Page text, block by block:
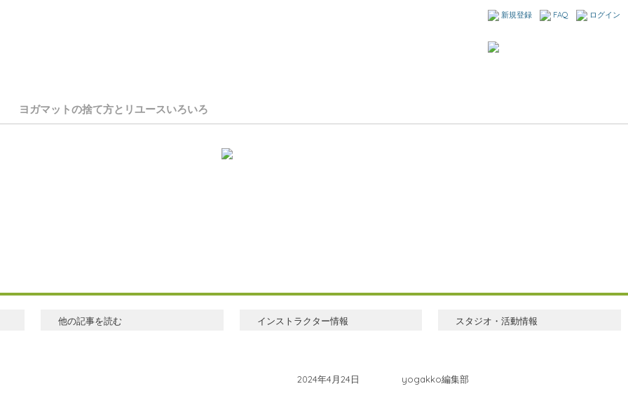
ログイン
FAQ
新規登録
ヨガマットの捨て方とリユースいろいろ
他の記事を読む インストラクター情報 スタジオ・活動情報
2024年4月24日 yogakko編集部